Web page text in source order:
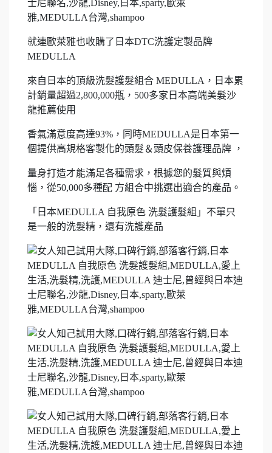
就連歐萊雅也收購了日本DTC洗護定製品牌
MEDULLA
來自日本的頂級洗髮護髮組合 MEDULLA，日本累
計銷量超過2,800,000瓶，500多家日本高端美髮沙
龍推薦使用
香氣滿意度高達93%，同時MEDULLA是日本第一
個提供高規格客製化的頭髮＆頭皮保養護理品牌 ，
量身打造才能滿足各種需求，根據您的髮質與煩
惱，從50,000多種配 方組合中挑選出適合的產品。
「日本MEDULLA 自我原色 洗髮護髮組」不單只
是一般的洗髮精，還有洗護產品